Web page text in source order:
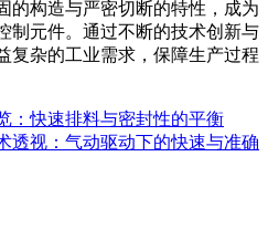
的构造与严密切断的特性，成为
制元件。通过不断的技术创新与
复杂的工业需求，保障生产过程
：快速排料与密封性的平衡
透视：气动驱动下的快速与准确